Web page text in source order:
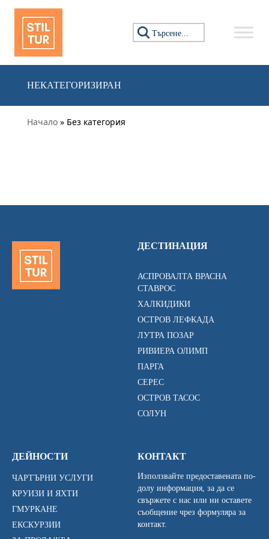
Преминете към съдържанието
Търсене за:
НЕКАТЕГОРИЗИРАН
Начало » Без категория
ДЕСТИНАЦИЯ
АСПРОВАЛТА ВРАСНА
СТАВРОС
ХАЛКИДИКИ
ОСТРОВ ЛЕФКАДА
ЛУТРА ПОЗАР
РИВИЕРА ОЛИМП
ПАРГА
СЕРЕС
ОСТРОВ ТАСОС
СОЛУН
ДЕЙНОСТИ
ЧАРТЪРНИ УСЛУГИ
КРУИЗИ И ЯХТИ
ГМУРКАНЕ
ЕКСКУРЗИИ
КОНТАКТ
Използвайте предоставената по-
долу информация, за да се
свържете с нас или ни оставете
съобщение чрез формуляра за
контакт.